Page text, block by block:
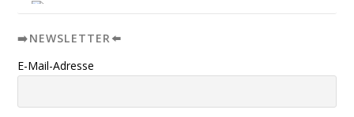
➡️NEWSLETTER⬅️
E-Mail-Adresse